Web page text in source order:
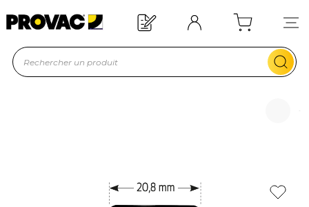
Besoin d'un équipement ? Devis